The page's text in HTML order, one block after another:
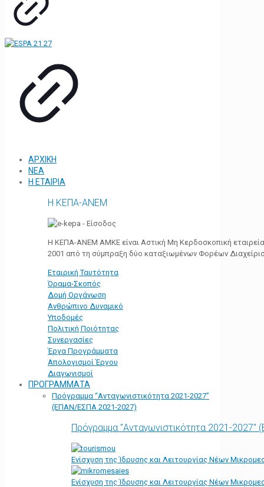
ΑΡΧΙΚΗ
ΝΕΑ
Η ΕΤΑΙΡΙΑ
Η ΚΕΠΑ-ΑΝΕΜ
Η ΚΕΠΑ-ΑΝΕΜ ΑΜΚΕ είναι Αστική Μη Κερδοσκοπική
2001 από τη σύμπραξη δύο καταξιωμένων Φορέων
Εταιρική Ταυτότητα
Όραμα-Σκοπός
Δομή Οργάνωση
Ανθρώπινο Δυναμικό
Υποδομές
Πολιτική Ποιότητας
Συνεργασίες
Έργα Προγράμματα
Απολογισμοί Έργου
Διαγωνισμοί
ΠΡΟΓΡΑΜΜΑΤΑ
Πρόγραμμα “Ανταγωνιστικότητα 2021-2027”
(ΕΠΑΝ/ΕΣΠΑ 2021-2027)
Πρόγραμμα "Ανταγωνιστικότητα 2021-
Ενίσχυση της Ίδρυσης και Λειτουργίας Νέων
Ενίσχυση της Ίδρυσης και Λειτουργίας Νέων